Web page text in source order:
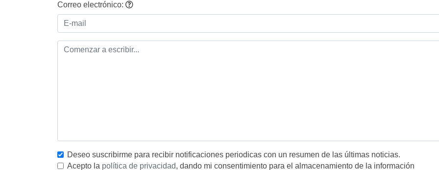
Correo electrónico:
Deseo suscribirme para recibir notificaciones periodicas con un resumen de las últimas noticias.
Acepto la política de privacidad, dando mi consentimiento para el almacenamiento de la información